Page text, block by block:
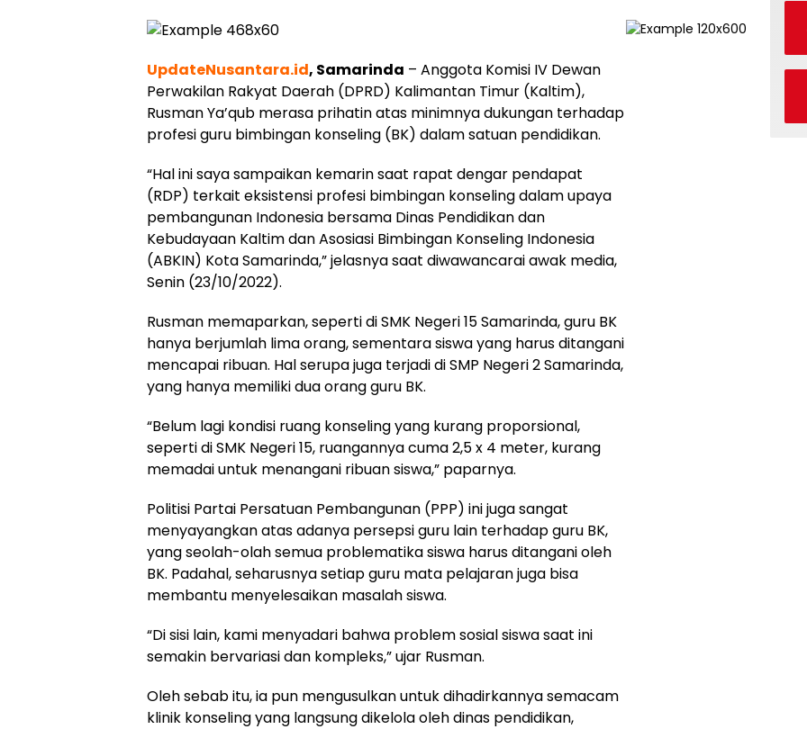
UpdateNusantara.id, Samarinda – Anggota Komisi IV Dewan
Perwakilan Rakyat Daerah (DPRD) Kalimantan Timur (Kaltim),
Rusman Ya’qub merasa prihatin atas minimnya dukungan terhadap
profesi guru bimbingan konseling (BK) dalam satuan pendidikan.
“Hal ini saya sampaikan kemarin saat rapat dengar pendapat
(RDP) terkait eksistensi profesi bimbingan konseling dalam upaya
pembangunan Indonesia bersama Dinas Pendidikan dan
Kebudayaan Kaltim dan Asosiasi Bimbingan Konseling Indonesia
(ABKIN) Kota Samarinda,” jelasnya saat diwawancarai awak media,
Senin (23/10/2022).
Rusman memaparkan, seperti di SMK Negeri 15 Samarinda, guru BK
hanya berjumlah lima orang, sementara siswa yang harus ditangani
mencapai ribuan. Hal serupa juga terjadi di SMP Negeri 2 Samarinda,
yang hanya memiliki dua orang guru BK.
“Belum lagi kondisi ruang konseling yang kurang proporsional,
seperti di SMK Negeri 15, ruangannya cuma 2,5 x 4 meter, kurang
memadai untuk menangani ribuan siswa,” paparnya.
Politisi Partai Persatuan Pembangunan (PPP) ini juga sangat
menyayangkan atas adanya persepsi guru lain terhadap guru BK,
yang seolah-olah semua problematika siswa harus ditangani oleh
BK. Padahal, seharusnya setiap guru mata pelajaran juga bisa
membantu menyelesaikan masalah siswa.
“Di sisi lain, kami menyadari bahwa problem sosial siswa saat ini
semakin bervariasi dan kompleks,” ujar Rusman.
Oleh sebab itu, ia pun mengusulkan untuk dihadirkannya semacam
klinik konseling yang langsung dikelola oleh dinas pendidikan,